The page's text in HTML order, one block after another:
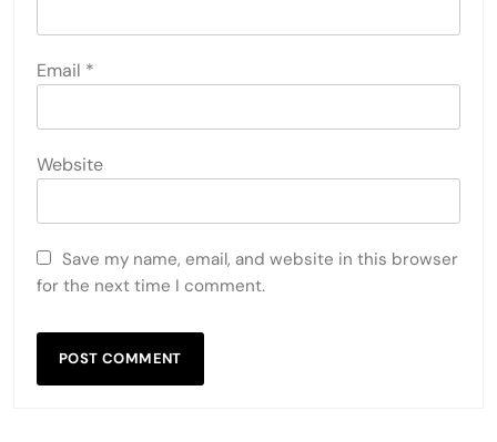
Email *
Website
Save my name, email, and website in this browser
for the next time I comment.